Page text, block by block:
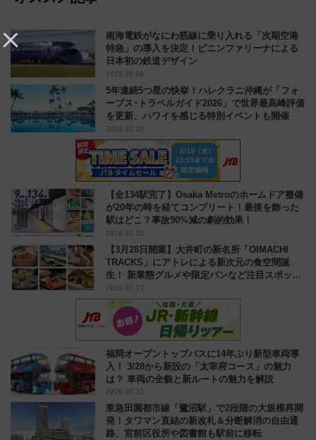
南海電鉄がなにわ筋線に乗り入れる「次期空港
特急」の導入を決定！ピニンファリーナによる
日本初の鉄道デザイン
2026.08.06
5年連続5つ星の快挙！ハレクラニ沖縄が「フォ
ーブス･トラベルガイド2026」で世界最高峰評価
を更新、ハワイを感じる特別イベントも開催
2026.02.28
【全134駅完了】Osaka Metroのホームドア整備
が20年の時を経てコンプリート！最後を飾った
駅はどこ？事故90%減の劇的効果！
2026.03.23
【3月28日開業】大井町の新名所「OIMACHI
TRACKS」にアトレによる新次元の食空間誕
生！ 新業態グルメや限定パンなど注目スポット
をレポート
2026.03.27
福岡オープントップバスに14年ぶり新型車両導
入！ 3/28から新設の「太宰府コース」の魅力
は？ 車両の全貌と新ルートの魅力を解説
2026.02.23
東急田園都市線「鷺沼駅」で2段階の大規模再開
発！タワマン直結の新改札＆分断解消の自由通
路、宮前区役所や図書館も駅前に移転